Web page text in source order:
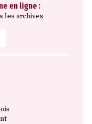
en ligne :
les archives